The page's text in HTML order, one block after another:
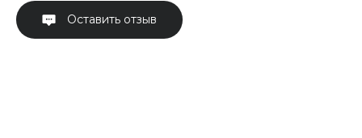
Оставить отзыв